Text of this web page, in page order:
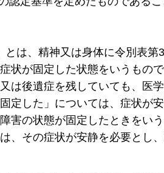
とは、精神又は身体に令別表
状が固定した状態をいうもの
は後遺症を残していても、医
定した」については、症状が
害の状態が固定したときをい
、その症状が安静を必要とし